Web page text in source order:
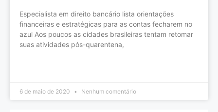
Especialista em direito bancário lista orientações
financeiras e estratégicas para as contas fecharem no
azul Aos poucos as cidades brasileiras tentam retomar
suas atividades pós-quarentena,
6 de maio de 2020 Nenhum comentário